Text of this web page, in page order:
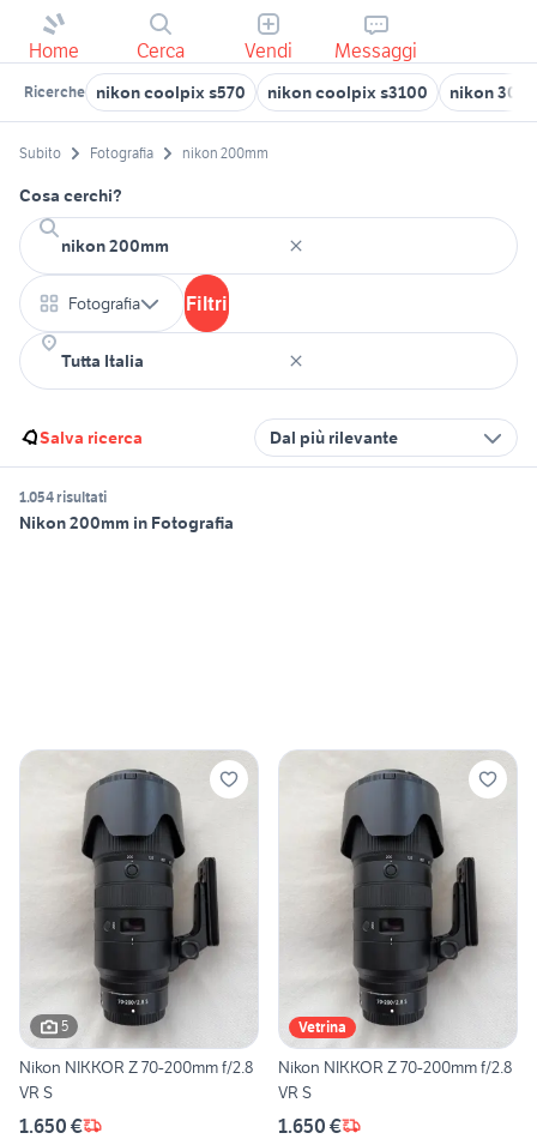
Home Cerca Vendi Messaggi
Ricerche nikon coolpix s570 nikon coolpix s3100 nikon
Subito Fotografia nikon 200mm
Cosa cerchi?
Fotografia Filtri
Salva ricerca Dal più rilevante
1.054 risultati
Nikon 200mm in Fotografia
5
Nikon NIKKOR Z 70-200mm f/2.8
VR S
1.650 €
Vetrina
Nikon NIKKOR Z 70-200mm f/2.8
VR S
1.650 €